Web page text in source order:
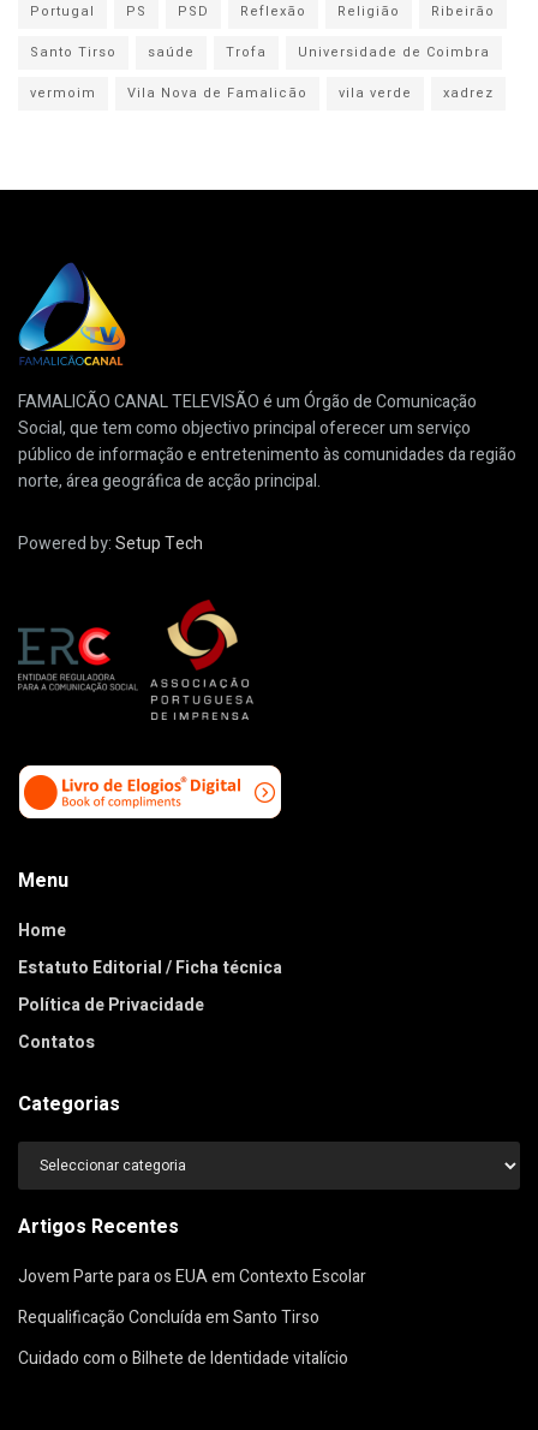
Portugal
PS PSD Reflexão Religião
Ribeirão
Santo Tirso
saúde Trofa
Universidade de Coimbra
vermoim
Vila Nova de Famalicão vila verde xadrez
FAMALICÃO CANAL TELEVISÃO é um Órgão de Comunicação
Social, que tem como objectivo principal oferecer um serviço
público de informação e entretenimento às comunidades da região
norte, área geográfica de acção principal.
Powered by:Setup Tech
Menu
Home
Estatuto Editorial / Ficha técnica
Política de Privacidade
Contatos
Categorias
Categorias
Artigos Recentes
Jovem Parte para os EUA em Contexto Escolar
Requalificação Concluída em Santo Tirso
Cuidado com o Bilhete de Identidade vitalício